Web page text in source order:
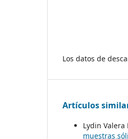
Los datos de
Artículos
Lydin Valera
muestras